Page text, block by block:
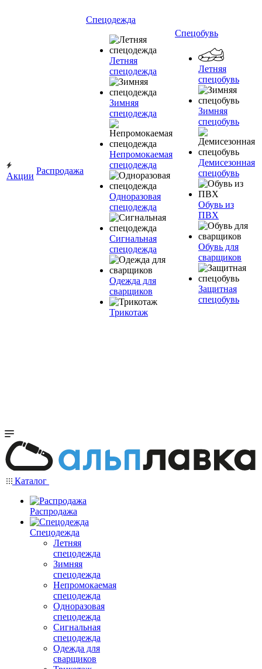
Акции
Распродажа
Спецодежда
Летняя
спецодежда
Зимняя
спецодежда
Непромокаемая
спецодежда
Одноразовая
спецодежда
Сигнальная
спецодежда
Одежда для
сварщиков
Трикотаж
Спецобувь
Летняя
спецобувь
Зимняя
спецобувь
Демисезонная
спецобувь
Обувь из
ПВХ
Обувь для
сварщиков
Защитная
спецобувь
Каталог
Распродажа
Спецодежда
Летняя
спецодежда
Зимняя
спецодежда
Непромокаемая
спецодежда
Одноразовая
спецодежда
Сигнальная
спецодежда
Одежда для
сварщиков